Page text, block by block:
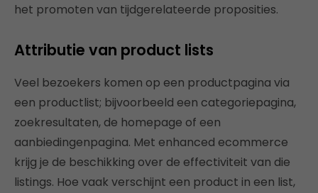
het promoten van tijdgerelateerde proposities.
Attributie van product lists
Veel bezoekers komen op een productpagina via
een productlist; bijvoorbeeld een categoriepagina,
zoekresultaten, de homepage of een
aanbiedingenpagina. Met enhanced ecommerce
krijg je de beschikking over de effectiviteit van die
listings. Hoe vaak verschijnt een product in een list,